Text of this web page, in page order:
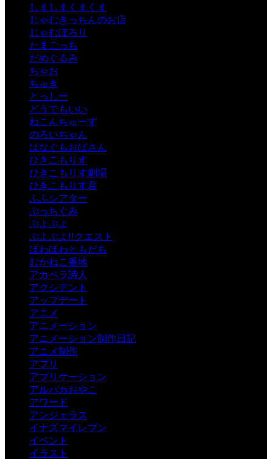
しましまくまくま
じゃむきっちんのお店
じゃむぽろり
たまごっち
だめぐるみ
ちゃお
ちゅき
とっしー
どうでもいい
ねこんちゅーず
のろいちゃん
はなぐもおばさん
ひきこもりす
ひきこもりす劇場
ひきこもりす君
ふふシアター
ぷっちぐみ
ぷよぷよ
ぷよぷよ!!クエスト
ほわほわともだち
むかねこ番地
アカペラ詩人
アクシデント
アップデート
アニメ
アニメーション
アニメーション制作日記
アニメ制作
アプリ
アプリケーション
アルパカおやこ
アワード
アンジェラス
イナズマイレブン
イベント
イラスト